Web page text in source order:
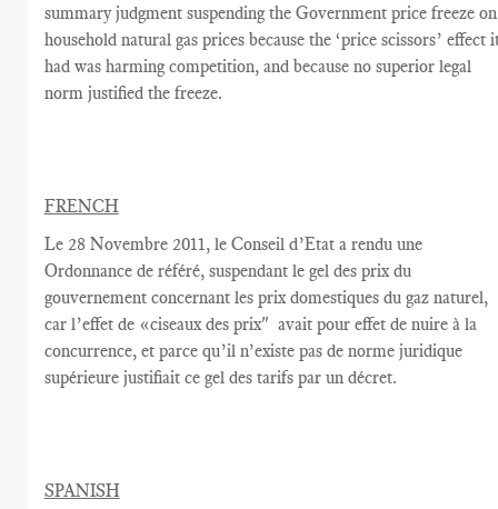
summary judgment suspending the Government price freeze on
household natural gas prices because the ‘price scissors’ effect
had was harming competition, and because no superior legal
norm justified the freeze.
FRENCH
Le 28 Novembre 2011, le Conseil d’Etat a rendu une
Ordonnance de référé, suspendant le gel des prix du
gouvernement concernant les prix domestiques du gaz naturel,
car l’effet de «ciseaux des prix" avait pour effet de nuire à la
concurrence, et parce qu’il n’existe pasde norme juridique
supérieure justifiait ce gel des tarifs par un décret.
SPANISH